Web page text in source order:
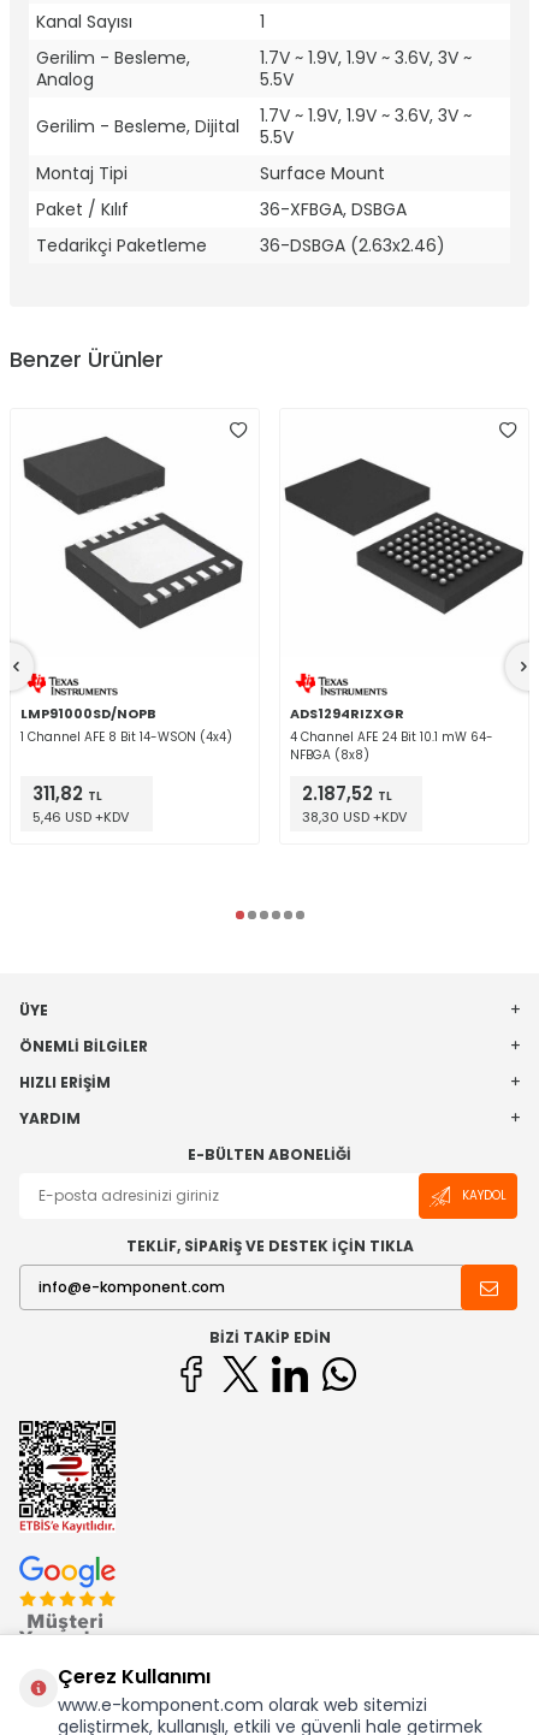
Kanal Sayısı
1
Gerilim - Besleme,
Analog
1.7V ~ 1.9V, 1.9V ~ 3.6V, 3V ~
5.5V
Gerilim - Besleme, Dijital
1.7V ~ 1.9V, 1.9V ~ 3.6V, 3V ~
5.5V
Montaj Tipi
Surface Mount
Paket / Kılıf
36-XFBGA, DSBGA
Tedarikçi Paketleme
36-DSBGA (2.63x2.46)
Benzer Ürünler
LMP91000SD/NOPB
1 Channel AFE 8 Bit 14-WSON (4x4)
311,82 TL
5,46 USD +KDV
ADS1294RIZXGR
4 Channel AFE 24 Bit 10.1 mW 64-
NFBGA (8x8)
2.187,52 TL
38,30 USD +KDV
ÜYE
ÖNEMLI BILGILER
HIZLI ERIŞIM
YARDIM
E-BÜLTEN ABONELIĞI
KAYDOL
TEKLİF, SİPARİŞ VE DESTEK İÇİN TIKLA
BIZI TAKIP EDIN
Çerez Kullanımı
www.e-komponent.com olarak web sitemizi
geliştirmek, kullanışlı, etkili ve güvenli hale getirmek